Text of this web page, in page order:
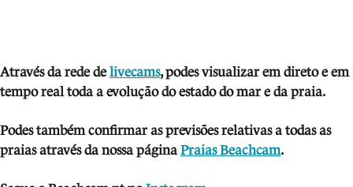
Através da rede delivecams, podes visualizar em direto e em
tempo real toda a evolução do estado do mar e da praia.
Podes também confirmar as previsões relativas a todas as
praias através da nossa página Praias Beachcam.